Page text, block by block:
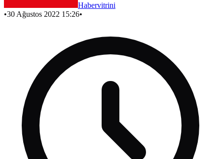
Habervitrini
•30 Ağustos 2022 15:26•